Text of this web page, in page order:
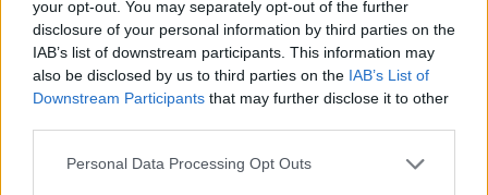
your opt-out. You may separately opt-out of the further
disclosure of your personal information by third parties on the
IAB’s list of downstream participants. This information may
also be disclosed by us to third parties on the IAB’s List of
Downstream Participants that may further disclose it to other
Personal Data Processing Opt Outs
antiyihadista